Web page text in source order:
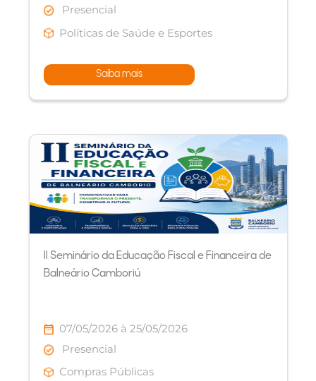
Presencial
Políticas de Saúde e Esportes
Saiba mais
II Seminário da Educação Fiscal e Financeira de
Balneário Camboriú
07/05/2026 à 25/05/2026
Presencial
Compras Públicas